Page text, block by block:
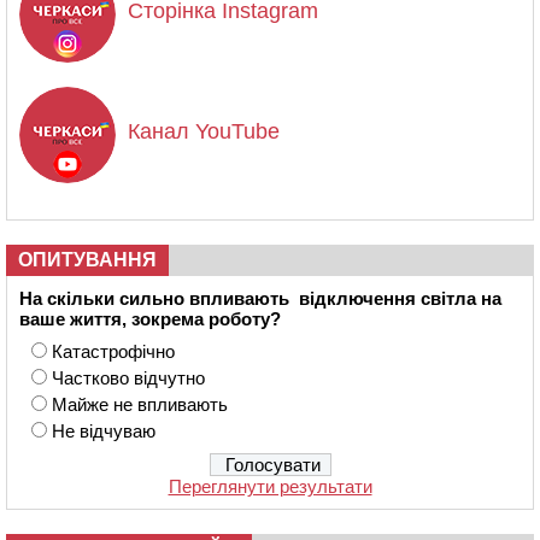
Сторінка Instagram
Канал YouTube
ОПИТУВАННЯ
На скільки сильно впливають відключення світла на
ваше життя, зокрема роботу?
Катастрофічно
Частково відчутно
Майже не впливають
Не відчуваю
Переглянути результати